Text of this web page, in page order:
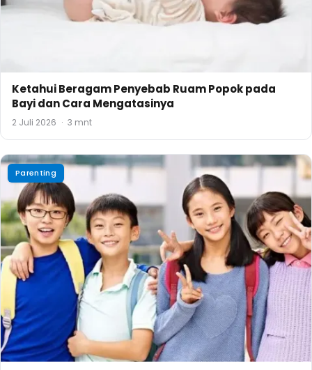
Ketahui Beragam Penyebab Ruam Popok pada
Bayi dan Cara Mengatasinya
2 Juli 2026 · 3 mnt
Parenting